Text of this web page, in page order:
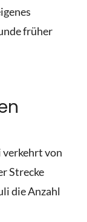
früher
verkehrt von
Strecke
die Anzahl